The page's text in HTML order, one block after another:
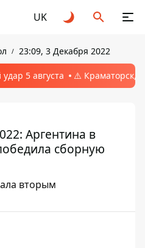
UK
23:09, 3 Декабря 2022
5 августа ⚠️ Краматорск,
Аргентина в
сборную
вторым